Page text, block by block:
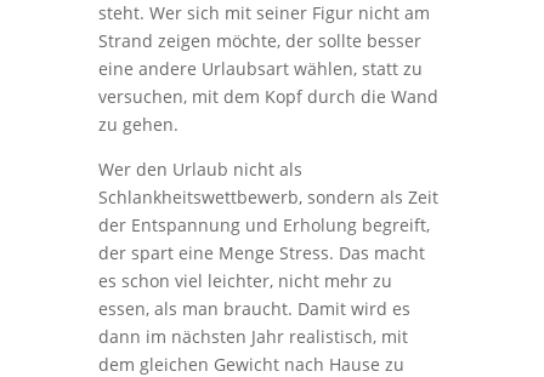
steht. Wer sich mit seiner Figur nicht am
Strand zeigen möchte, der sollte besser
eine andere Urlaubsart wählen, statt zu
versuchen, mit dem Kopf durch die Wand
zu gehen.
Wer den Urlaub nicht als
Schlankheitswettbewerb, sondern als Zeit
der Entspannung und Erholung begreift,
der spart eine Menge Stress. Das macht
es schon viel leichter, nicht mehr zu
essen, als man braucht. Damit wird es
dann im nächsten Jahr realistisch, mit
dem gleichen Gewicht nach Hause zu